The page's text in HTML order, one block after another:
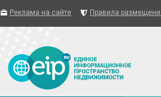
Реклама на сайте Правила